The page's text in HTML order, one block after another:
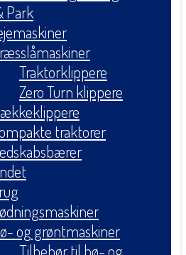
Park
Traktorklippere
Zero Turn klippere
traktorer
og grøntmaskiner
Tilbehør til hø- og